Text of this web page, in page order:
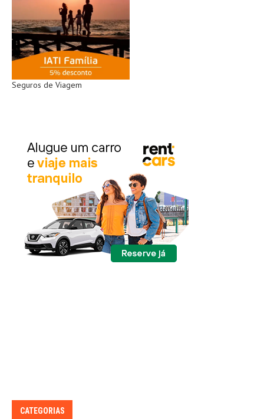
Seguros de Viagem
CATEGORIAS